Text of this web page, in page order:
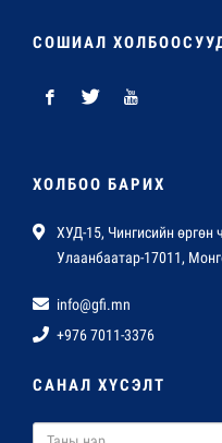
СОШИАЛ
ХОЛБОО БАРИХ
ХУД-15, Чингисийн
Улаанбаатар-17011,
info@gfi.mn
+976 7011-3376
САНАЛ ХҮСЭЛТ